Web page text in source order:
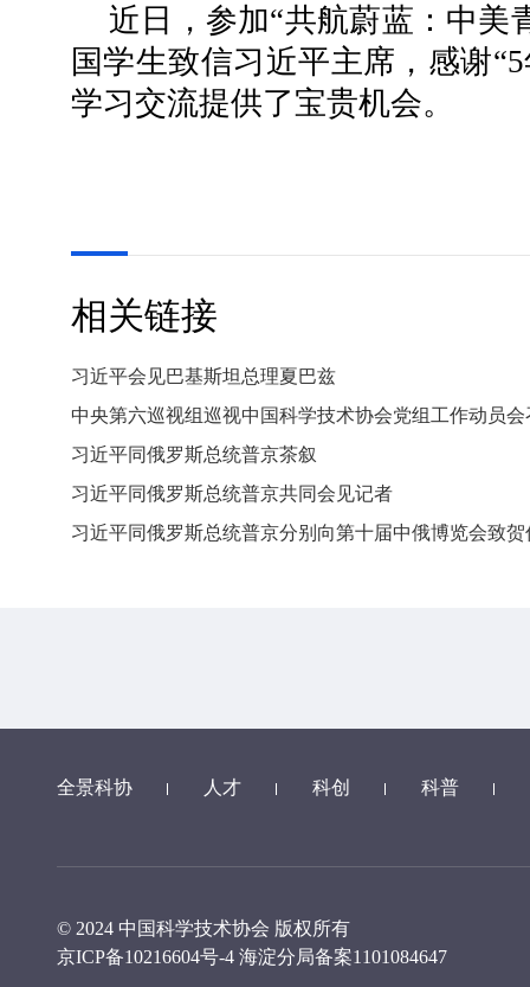
近日，参加“共航蔚蓝：中美
国学生致信习近平主席，感谢
学习交流提供了宝贵机会。
相关链接
习近平会见巴基斯坦总理夏巴兹
中央第六巡视组巡视中国科学技术协会党组工作动员会
习近平同俄罗斯总统普京茶叙
习近平同俄罗斯总统普京共同会见记者
习近平同俄罗斯总统普京分别向第十届中俄博览会致贺
全景科协 人才 科创 科普
© 2024 中国科学技术协会 版权所有
京ICP备10216604号-4 海淀分局备案1101084647